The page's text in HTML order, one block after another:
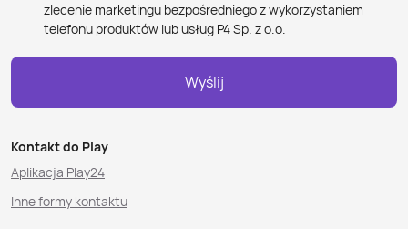
zlecenie marketingu bezpośredniego z wykorzystaniem
telefonu produktów lub usług P4 Sp. z o.o.
Wyślij
Kontakt do Play
Aplikacja Play24
Inne formy kontaktu